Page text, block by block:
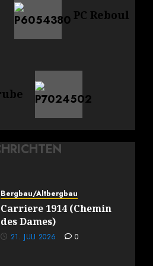
PC Reboul
Bergbau/Altbergbau
Carriere 1914 (Chemin
des Dames)
21. JULI 2026 0